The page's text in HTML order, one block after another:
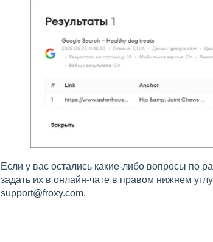
Если у вас остались какие-либо вопросы по
задать их в онлайн-чате в правом нижнем
support@froxy.com.